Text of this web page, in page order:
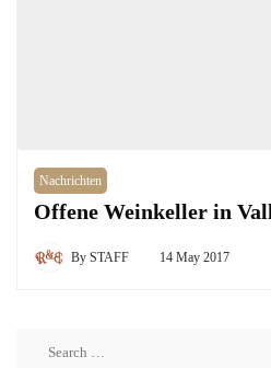
Nachrichten
Offene Weinkeller in
By STAFF 14 May 2017